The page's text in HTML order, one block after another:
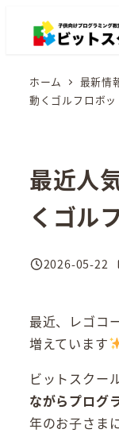
ホーム 最新情
動くゴルフロボッ
最近人
くゴル
投稿日
2026-05-22
最近、レゴコ
増えています
ビットスクー
ながらプログ
年のお子さま